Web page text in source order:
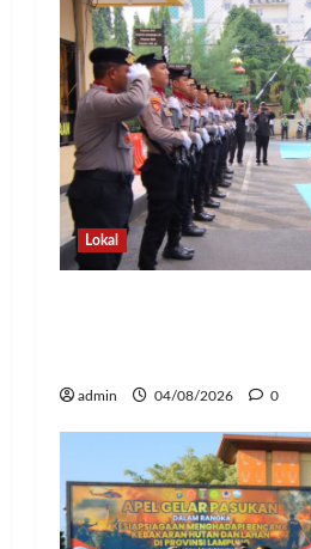
Lokal
admin 04/08/2026 0